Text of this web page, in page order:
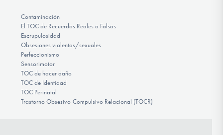
Contaminación
El TOC de Recuerdos Reales o Falsos
Escrupulosidad
Obsesiones violentas/sexuales
Perfeccionismo
Sensorimotor
TOC de hacer daño
TOC de Identidad
TOC Perinatal
Trastorno Obsesivo‑Compulsivo Relacional (TOCR)